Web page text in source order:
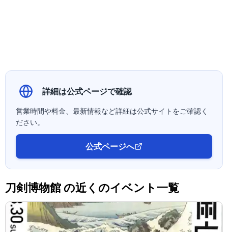
詳細は公式ページで確認
営業時間や料金、最新情報など詳細は公式サイトをご確認く
ださい。
公式ページへ
刀剣博物館 の近くのイベント一覧